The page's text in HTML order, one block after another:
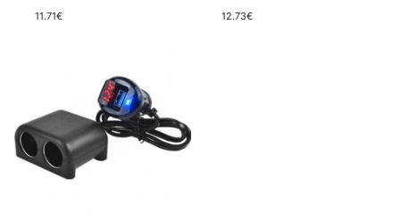
11.71€
12.73€